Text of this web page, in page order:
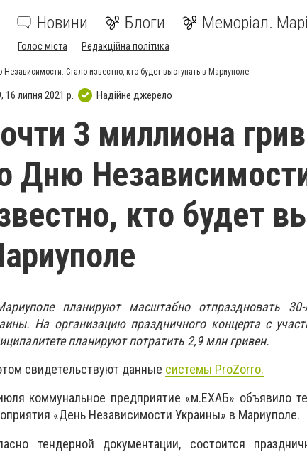
Новини Блоги Меморіал.
Голос міста Редакційна політика
Стало известно, кто будет выступать в Мариуполе
16 липня 2021 р. Надійне джерело
3 миллиона
Дню
кто будет
планируют масштабно отпраздновать
На организацию праздничного концерта с
планируют потратить 2,9 млн гривен.
свидетельствуют данные системы ProZorro.
коммунальное предприятие «м.ЕХАБ» объявило
«День Независимости Украины» в Мариуполе.
тендерной документации, состоится